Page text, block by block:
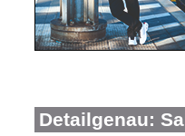
Detailgenau: